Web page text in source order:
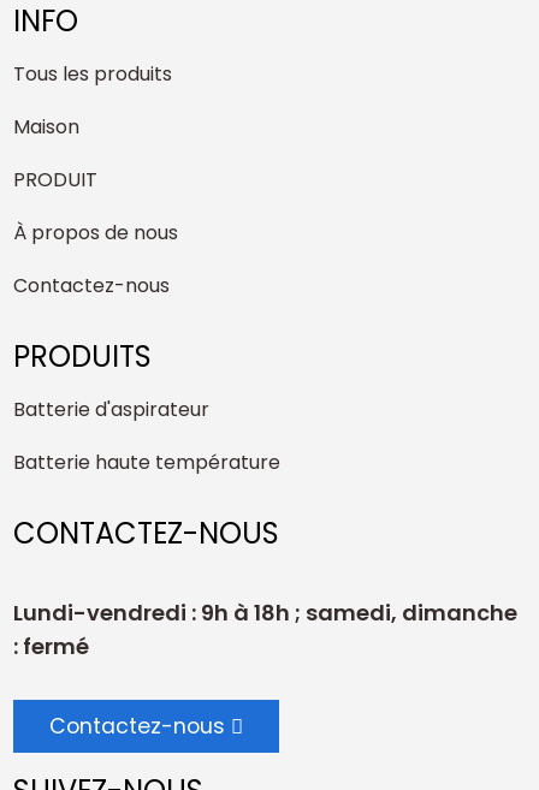
INFO
Tous les produits
Maison
PRODUIT
À propos de nous
Contactez-nous
PRODUITS
Batterie d'aspirateur
Batterie haute température
CONTACTEZ-NOUS
Lundi-vendredi : 9h à 18h ; samedi, dimanche
: fermé
Contactez-nous